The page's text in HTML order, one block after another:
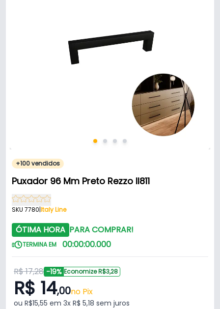
+100 vendidos
Puxador 96 Mm Preto Rezzo Il811
SKU 7780|Italy Line
ÓTIMA HORA PARA COMPRAR!
TERMINA EM 00:00:00.000
R$ 17,28 -19% Economize R$3,28
R$ 14,00no Pix
ou R$15,55 em 3x R$ 5,18 sem juros